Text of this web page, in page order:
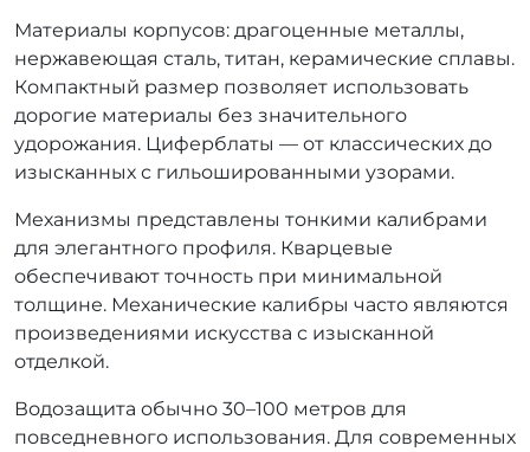
Материалы корпусов: драгоценные металлы,
нержавеющая сталь, титан, керамические сплавы.
Компактный размер позволяет использовать
дорогие материалы без значительного
удорожания. Циферблаты — от классических до
изысканных с гильошированными узорами.
Механизмы представлены тонкими калибрами
для элегантного профиля. Кварцевые
обеспечивают точность при минимальной
толщине. Механические калибры часто являются
произведениями искусства с изысканной
отделкой.
Водозащита обычно 30–100 метров для
повседневного использования. Для современных